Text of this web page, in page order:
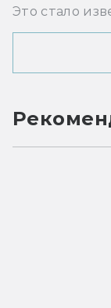
Это стало